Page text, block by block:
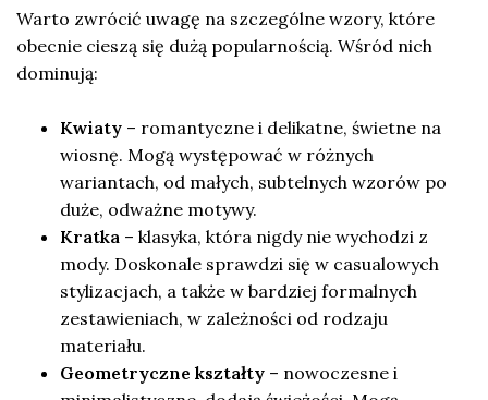
Warto zwrócić uwagę na szczególne wzory, które
obecnie cieszą się dużą popularnością. Wśród nich
dominują:
Kwiaty – romantyczne i delikatne, świetne na
wiosnę. Mogą występować w różnych
wariantach, od małych, subtelnych wzorów po
duże, odważne motywy.
Kratka – klasyka, która nigdy nie wychodzi z
mody. Doskonale sprawdzi się w casualowych
stylizacjach, a także w bardziej formalnych
zestawieniach, w zależności od rodzaju
materiału.
Geometryczne kształty – nowoczesne i